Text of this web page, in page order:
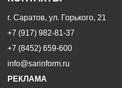
г. Саратов, ул. Горького, 21
+7 (917) 982-81-37
+7 (8452) 659-600
info@sarinform.ru
РЕКЛАМА